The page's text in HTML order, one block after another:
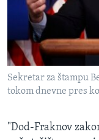
Sekretar za štampu
tokom dnevne pres
"Dod-Fraknov